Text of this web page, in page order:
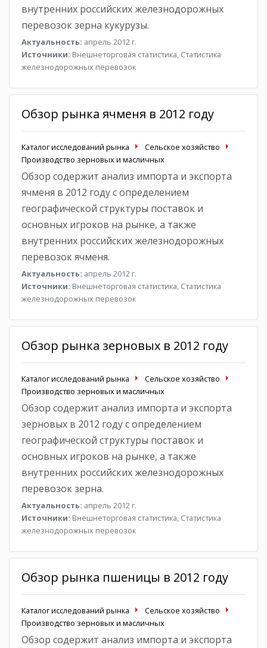
внутренних российских железнодорожных
перевозок зерна кукурузы.
Актуальность: апрель 2012 г.
Источники: Внешнеторговая статистика, Статистика
железнодорожных перевозок
Обзор рынка ячменя в 2012 году
Каталог исследований рынка
Сельское хозяйство
Производство зерновых и масличных
Обзор содержит анализ импорта и экспорта
ячменя в 2012 году с определением
географической структуры поставок и
основных игроков на рынке, а также
внутренних российских железнодорожных
перевозок ячменя.
Актуальность: апрель 2012 г.
Источники: Внешнеторговая статистика, Статистика
железнодорожных перевозок
Обзор рынка зерновых в 2012 году
Каталог исследований рынка
Сельское хозяйство
Производство зерновых и масличных
Обзор содержит анализ импорта и экспорта
зерновых в 2012 году с определением
географической структуры поставок и
основных игроков на рынке, а также
внутренних российских железнодорожных
перевозок зерна.
Актуальность: апрель 2012 г.
Источники: Внешнеторговая статистика, Статистика
железнодорожных перевозок
Обзор рынка пшеницы в 2012 году
Каталог исследований рынка
Сельское хозяйство
Производство зерновых и масличных
Обзор содержит анализ импорта и экспорта